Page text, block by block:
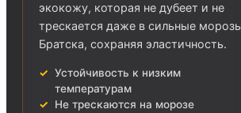
экокожу, которая не дубеет и не
трескается даже в сильные
Братска, сохраняя эластичность.
Устойчивость к низким
температурам
Не трескаются на морозе